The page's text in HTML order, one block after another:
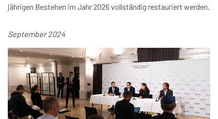
jährigen Bestehen im Jahr 2026 vollständig restauriert werden.
September 2024